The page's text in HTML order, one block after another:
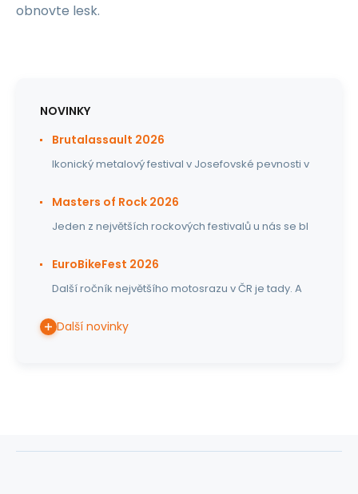
obnovte lesk.
NOVINKY
Brutalassault 2026
Ikonický metalový festival v Josefovské pevnosti v
Masters of Rock 2026
Jeden z největších rockových festivalů u nás se bl
EuroBikeFest 2026
Další ročník největšího motosrazu v ČR je tady. A
Další novinky